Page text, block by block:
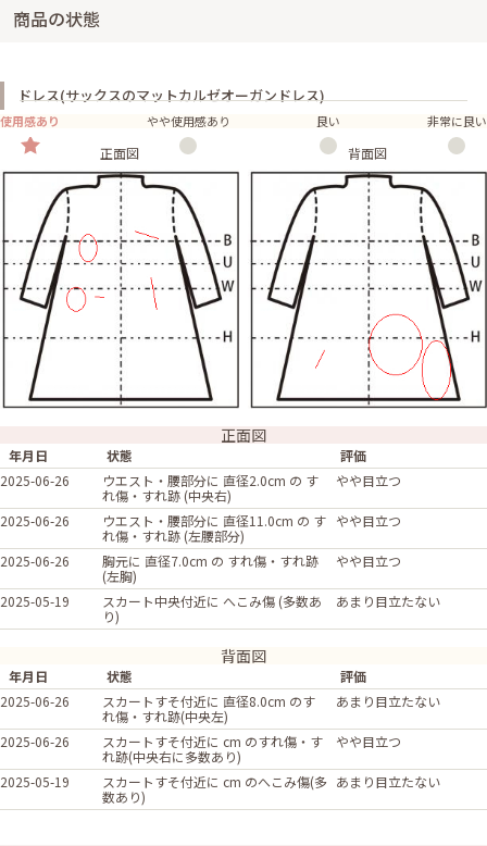
商品の状態
ドレス(サックスのマットカルゼオーガンドレス)
使用感あり やや使用感あり 良い 非常に良い
正面図 背面図
正面図
年月日 状態
評価
2025-06-26
ウエスト・腰部分に 直径2.0cm の す
れ傷・すれ跡 (中央右)
やや目立つ
2025-06-26
ウエスト・腰部分に 直径11.0cm の す
れ傷・すれ跡 (左腰部分)
やや目立つ
2025-06-26
胸元に 直径7.0cm の すれ傷・すれ跡
(左胸)
やや目立つ
2025-05-19
スカート中央付近に へこみ傷 (多数あ
り)
あまり目立たない
背面図
年月日 状態
評価
2025-06-26
スカートすそ付近に 直径8.0cm のす
れ傷・すれ跡(中央左)
あまり目立たない
2025-06-26
スカートすそ付近に cm のすれ傷・す
れ跡(中央右に多数あり)
やや目立つ
2025-05-19
スカートすそ付近に cm のへこみ傷(多
数あり)
あまり目立たない